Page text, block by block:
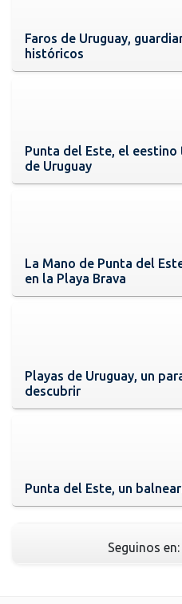
Faros de Uruguay,
históricos
Punta del Este, el
de Uruguay
La Mano de Punta del
en la Playa Brava
Playas de Uruguay, un
descubrir
Punta del Este, un
Seguinos en: